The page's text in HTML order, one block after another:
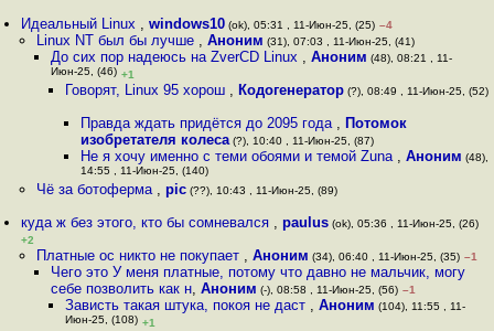
Идеальный Linux ,windows10 (ok), 05:31 , 11-Июн-25, (25) –4
Linux NT был бы лучше , Аноним (31), 07:03 , 11-Июн-25, (41)
До сих пор надеюсь на ZverCD Linux , Аноним (48), 08:21 , 11-
Июн-25, (46) +1
Говорят, Linux 95 хорош , Кодогенератор (?), 08:49 , 11-Июн-25, (52)
Правда ждать придётся до 2095 года , Потомок
изобретателя колеса(?), 10:40 , 11-Июн-25, (87)
Не я хочу именно с теми обоями и темой Zuna , Аноним (48),
14:55 , 11-Июн-25, (140)
Чё за ботоферма , pic(??), 10:43 , 11-Июн-25, (89)
куда ж без этого, кто бы сомневался ,paulus (ok), 05:36 , 11-Июн-25, (26)
+2
Платные ос никто не покупает , Аноним (34), 06:40 , 11-Июн-25, (35) –1
Чего это У меня платные, потому что давно не мальчик, могу
себе позволить как н, Аноним (-), 08:58 , 11-Июн-25, (56) –1
Зависть такая штука, покоя не даст ,Аноним (104), 11:55 , 11-
Июн-25, (108) +1